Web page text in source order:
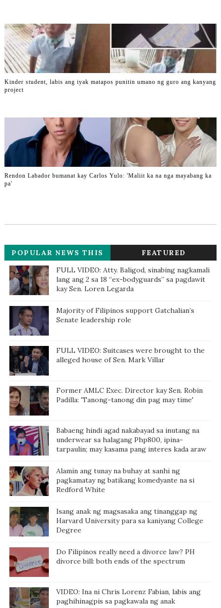
Kinder student, labis ang iyak matapos punitin umano ng guro ang kanyang
project
Rendon Labador bumanat kay Carlos Yulo: 'Maliit ka na nga mayabang ka
pa'
POPULAR NEWS THIS
WEEK
FEATURED
FULL VIDEO: Atty. Baligod, sinabing nagkamali
lang ang 2 sa 18 “ex-bodyguards” sa pagdawit
kay Sen. Loren Legarda
Majority of Filipinos support Gatchalian’s
Senate leadership role
FULL VIDEO: Suitcases were brought to the
alleged house of Sen. Mark Villar
Former AMLC Exec. Director kay Sen. Robin
Padilla: 'Tanong-tanong din pag may time'
Babaeng hindi agad nakabayad sa inutang na
underwear sa halagang Php800, ipina-
tarpaulin; may kasama pang interes kada araw
Alamin ang tunay na buhay at sanhi ng
pagkamatay ng batikang komedyante na si
Redford White
Isang anak ng magsasaka ang tinanggap ng
Harvard University para sa kaniyang College
Degree
Do Filipinos really need a divorce law? PH
divorce bill: both ends of the spectrum
VIDEO: Ina ni Chris Lorenz Fabian, labis ang
paghihinagpis sa pagkawala ng anak